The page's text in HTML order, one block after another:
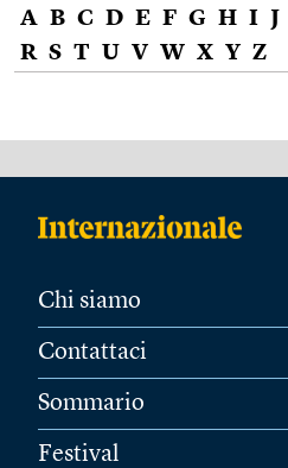
A B C D E F G H I J
R S T U V W X Y Z
Chi siamo
Contattaci
Sommario
Festival